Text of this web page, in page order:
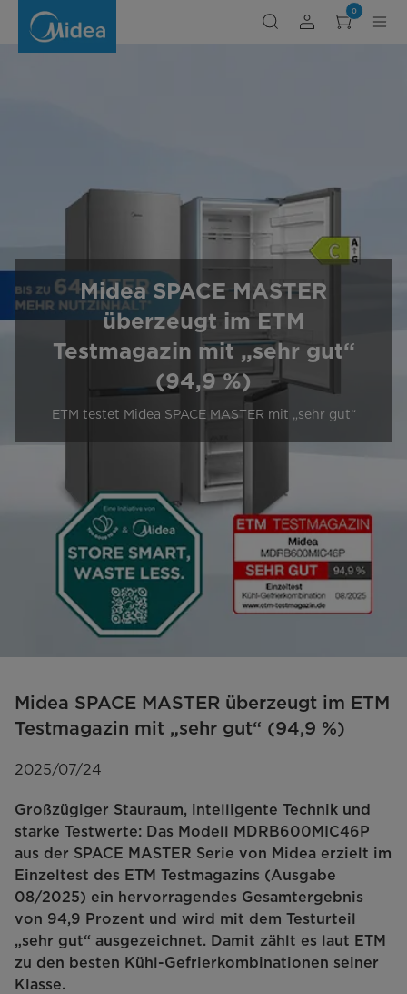
MASTER
überzeugt
0
Midea SPACE MASTER
überzeugt im ETM
Testmagazin mit „sehr gut“
(94,9 %)
ETM testet Midea SPACE MASTER mit „sehr gut“
Midea SPACE MASTER überzeugt im ETM
Testmagazin mit „sehr gut“ (94,9 %)
Großzügiger Stauraum, intelligente Technik und
starke Testwerte: Das Modell MDRB600MIC46P
aus der SPACE MASTER Serie von Midea erzielt im
Einzeltest des ETM Testmagazins (Ausgabe
08/2025) ein hervorragendes Gesamtergebnis
von 94,9 Prozent und wird mit dem Testurteil
„sehr gut“ ausgezeichnet. Damit zählt es laut ETM
zu den besten Kühl-Gefrierkombinationen seiner
Klasse.
2025/07/24